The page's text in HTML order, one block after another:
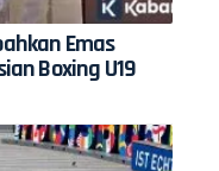
Emas
Boxing U19